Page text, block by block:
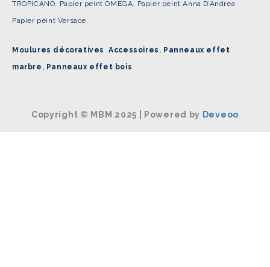
TROPICANO, Papier peint OMEGA, Papier peint Anna D’Andrea,
Papier peint Versace
Moulures décoratives ,Accessoires , Panneaux effet
marbre , Panneaux effet bois.
Copyright © MBM 2025 | Powered by Deveoo